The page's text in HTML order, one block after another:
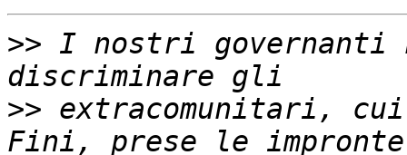
>> I nostri governanti
>> extracomunitari,